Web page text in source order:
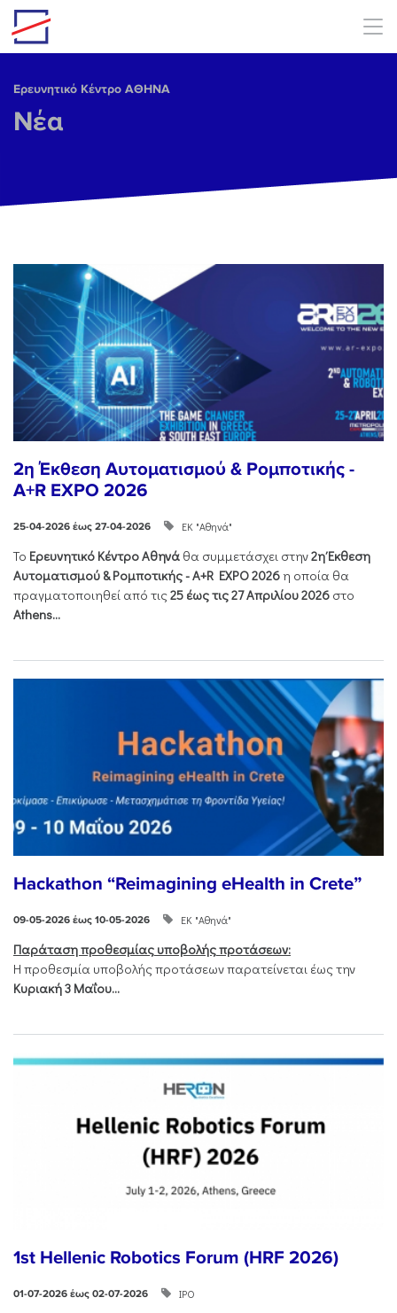
Skip to main content
Ερευνητικό Κέντρο ΑΘΗΝΑ
Νέα
2η Έκθεση Αυτοματισμού & Ρομποτικής -
A+R EXPO 2026
25-04-2026 έως 27-04-2026 ΕΚ "Αθηνά"
Το Ερευνητικό Κέντρο Αθηνά θα συμμετάσχει στην2η Έκθεση
Αυτοματισμού & Ρομποτικής - Α+R EXPO 2026 η οποία θα
πραγματοποιηθεί από τις25 έως τις 27 Απριλίου 2026 στο
Athens...
Hackathon “Reimagining eHealth in Crete”
09-05-2026 έως 10-05-2026 ΕΚ "Αθηνά"
Παράταση προθεσμίας υποβολής προτάσεων:
Η προθεσμία υποβολής προτάσεων παρατείνεται έως την
Κυριακή 3 Μαΐου...
1st Hellenic Robotics Forum (HRF 2026)
01-07-2026 έως 02-07-2026 ΙΡΟ